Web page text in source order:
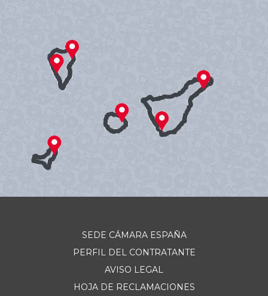
SEDE CÁMARA ESPAÑA
PERFIL DEL CONTRATANTE
AVISO LEGAL
HOJA DE RECLAMACIONES